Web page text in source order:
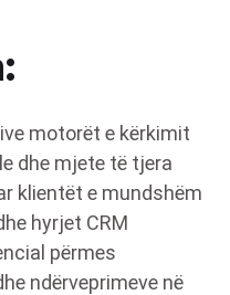
motorët e kërkimit
dhe mjete të tjera
klientët e mundshëm
hyrjet CRM
përmes
ndërveprimeve në